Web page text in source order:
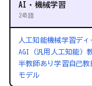
AI・機械学習
245語
人工知能機械学習ディ
AGI（汎用人工知能）
半教師あり学習自己教
モデル